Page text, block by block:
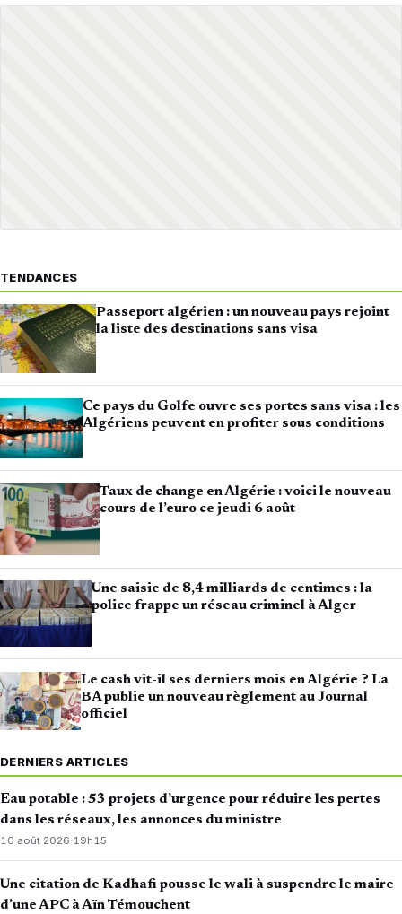
TENDANCES
Passeport algérien : un nouveau pays rejoint
la liste des destinations sans visa
Ce pays du Golfe ouvre ses portes sans visa : les
Algériens peuvent en profiter sous conditions
Taux de change en Algérie : voici le nouveau
cours de l’euro ce jeudi 6 août
Une saisie de 8,4 milliards de centimes : la
police frappe un réseau criminel à Alger
Le cash vit-il ses derniers mois en Algérie ? La
BA publie un nouveau règlement au Journal
officiel
DERNIERS ARTICLES
Eau potable : 53 projets d’urgence pour réduire les pertes
dans les réseaux, les annonces du ministre
10 août 2026·19h15
Une citation de Kadhafi pousse le wali à suspendre le maire
d’une APC à Aïn Témouchent